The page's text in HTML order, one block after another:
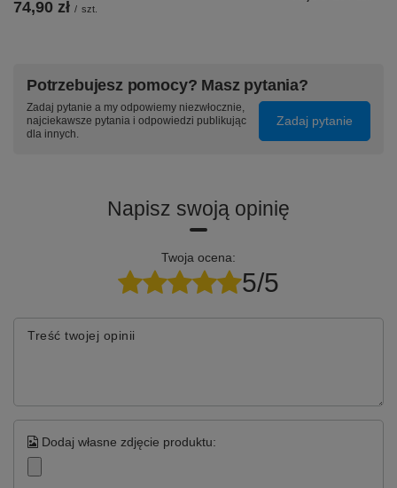
74,90 zł / szt.
Potrzebujesz pomocy? Masz pytania?
Zadaj pytanie a my odpowiemy niezwłocznie,
najciekawsze pytania i odpowiedzi publikując
dla innych.
Zadaj pytanie
Napisz swoją opinię
Twoja ocena:
5/5
Treść twojej opinii
Dodaj własne zdjęcie produktu: